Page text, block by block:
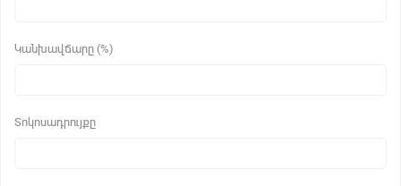
Կանխավճարը (%)
Տոկոսադրույքը